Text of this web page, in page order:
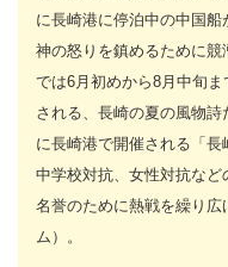
に長崎港に停泊中の中国
神の怒りを鎮めるために
では6月初めから8月中旬
される、長崎の夏の風物
に長崎港で開催される「
中学校対抗、女性対抗な
名誉のために熱戦を繰り
ム）。